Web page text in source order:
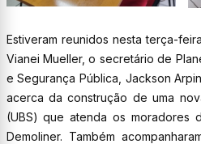
Estiveram reunidos nesta terça-
Vianei Mueller, o secretário de
e Segurança Pública, Jackson
acerca da construção de uma
(UBS) que atenda os moradores
Demoliner. Também